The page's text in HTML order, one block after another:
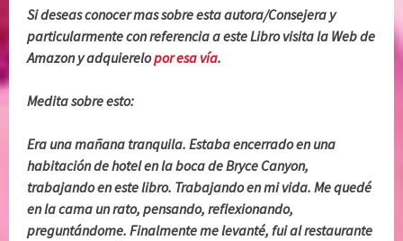
Si deseas conocer mas sobre esta autora/Consejera y
particularmente con referencia a este Libro visita la Web de
Amazon y adquierelopor esa vía.
Medita sobre esto:
Era una mañana tranquila. Estaba encerrado en una
habitación de hotel en la boca de Bryce Canyon,
trabajando en este libro. Trabajando en mi vida. Me quedé
en la cama un rato, pensando, reflexionando,
preguntándome. Finalmente me levanté, fui al restaurante